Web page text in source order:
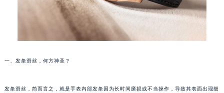
一、发条滑丝，何方神圣？
发条滑丝，简而言之，就是手表内部发条因为长时间磨损或不当操作，导致其表面出现细